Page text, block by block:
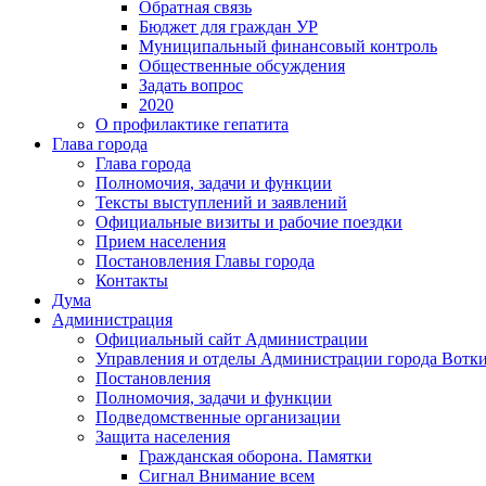
Обратная связь
Бюджет для граждан УР
Муниципальный финансовый контроль
Общественные обсуждения
Задать вопрос
2020
О профилактике гепатита
Глава города
Глава города
Полномочия, задачи и функции
Тексты выступлений и заявлений
Официальные визиты и рабочие поездки
Прием населения
Постановления Главы города
Контакты
Дума
Администрация
Официальный сайт Администрации
Управления и отделы Администрации города
Постановления
Полномочия, задачи и функции
Подведомственные организации
Защита населения
Гражданская оборона. Памятки
Сигнал Внимание всем